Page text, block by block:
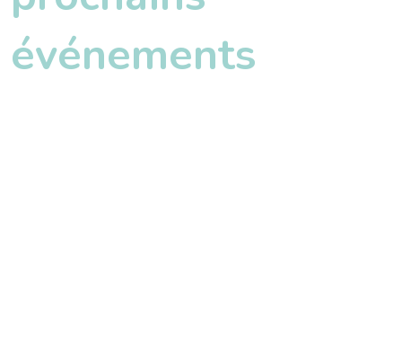
événements